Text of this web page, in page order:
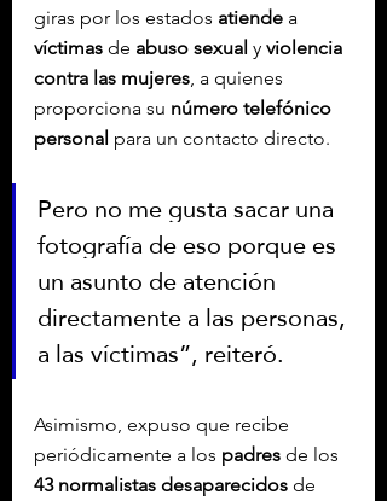
giras por los estados atiende a
víctimas de abuso sexual y violencia
contra las mujeres , a quienes
proporciona su número telefónico
personal para un contacto directo.
Pero no me gusta sacar una
fotografía de eso porque es
un asunto de atención
directamente a las personas,
a las víctimas”, reiteró.
Asimismo, expuso que recibe
periódicamente a los padres de los
43 normalistas desaparecidos de